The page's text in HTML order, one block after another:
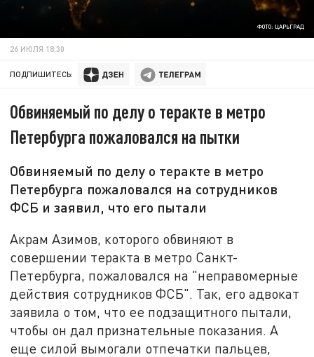
ФОТО: ЦАРЬГРАД
26 ИЮЛЯ 18:30
ПОДПИШИТЕСЬ:
Обвиняемый по делу о теракте в метро
Петербурга пожаловался на пытки
Обвиняемый по делу о теракте в метро
Петербурга пожаловался на сотрудников
ФСБ и заявил, что его пытали
Акрам Азимов, которого обвиняют в
совершении теракта в метро Санкт-
Петербурга, пожаловался на "неправомерные
действия сотрудников ФСБ". Так, его адвокат
заявила о том, что ее подзащитного пытали,
чтобы он дал признательные показания. А
еще силой вымогали отпечатки пальцев,